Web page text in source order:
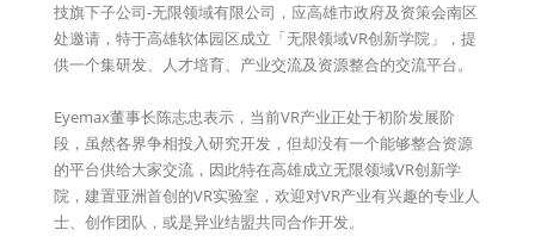
技旗下子公司-无限领域有限公司，应高雄市政府及资策会南区
处邀请，特于高雄软体园区成立「无限领域VR创新学院」，提
供一个集研发、人才培育、产业交流及资源整合的交流平台。
Eyemax董事长陈志忠表示，当前VR产业正处于初阶发展阶
段，虽然各界争相投入研究开发，但却没有一个能够整合资源
的平台供给大家交流，因此特在高雄成立无限领域VR创新学
院，建置亚洲首创的VR实验室，欢迎对VR产业有兴趣的专业人
士、创作团队，或是异业结盟共同合作开发。